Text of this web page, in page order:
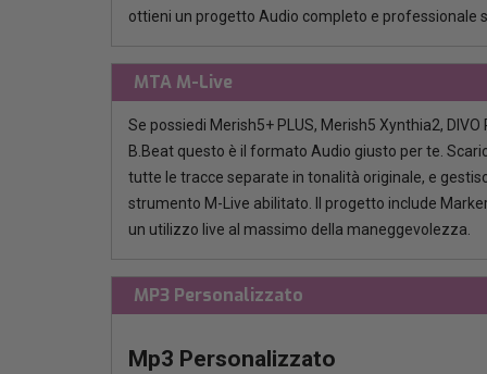
ottieni un progetto Audio completo e professionale
MTA M-Live
Se possiedi Merish5+ PLUS, Merish5 Xynthia2, DIVO
B.Beat questo è il formato Audio giusto per te.
tutte le tracce separate in tonalità originale, e
strumento M-Live abilitato. Il progetto include
un utilizzo live al massimo della maneggevolezza.
MP3 Personalizzato
Mp3 Personalizzato